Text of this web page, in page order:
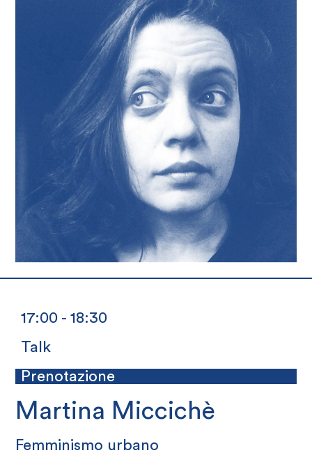
17:00 - 18:30
Talk
Prenotazione
Martina Miccichè
Femminismo urbano